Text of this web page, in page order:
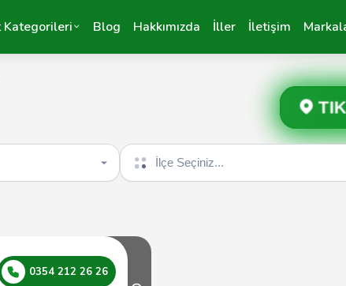
Kategorileri Blog Hakkımızda İller İletişim
İlçe seçin
0354 212 26 26